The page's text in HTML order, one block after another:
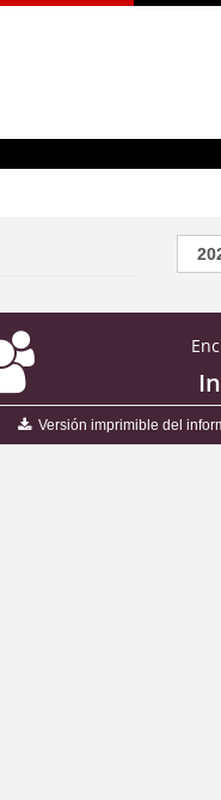
Versión imprimible del